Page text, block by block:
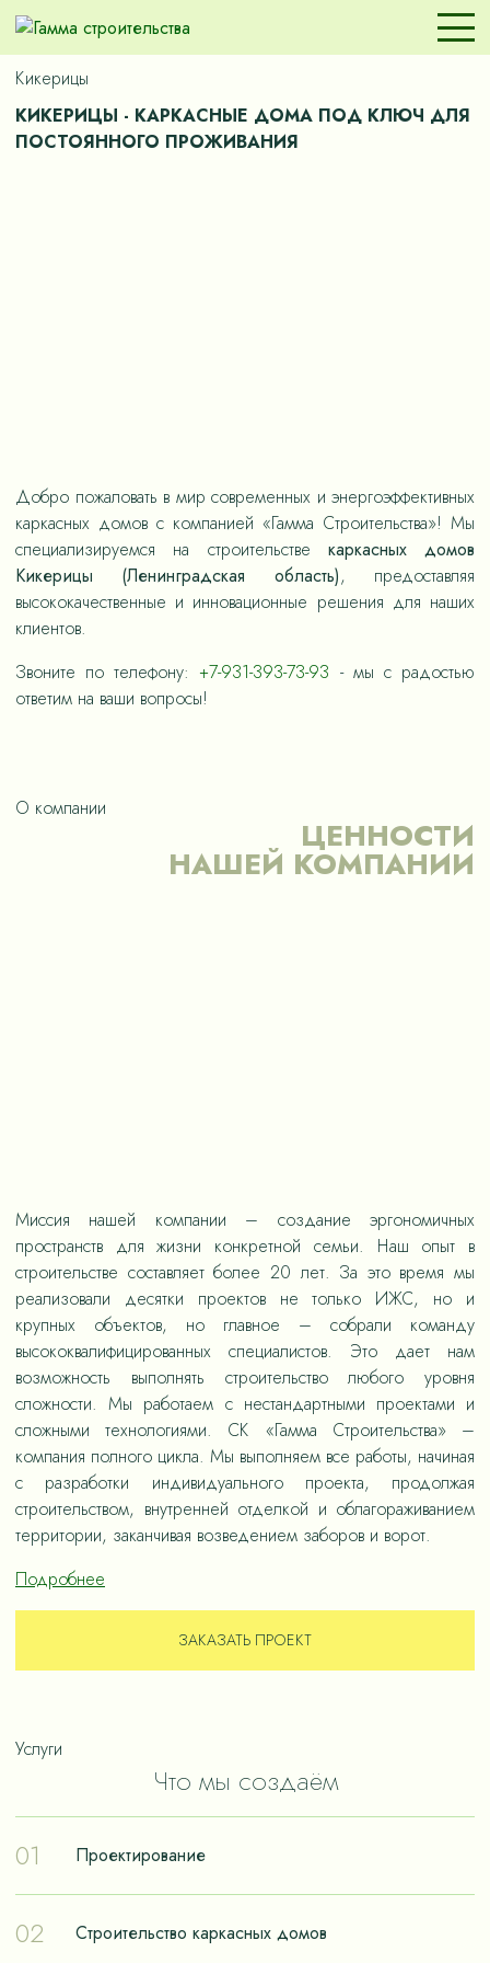
Кикерицы
КИКЕРИЦЫ - КАРКАСНЫЕ ДОМА ПОД КЛЮЧ ДЛЯ
ПОСТОЯННОГО ПРОЖИВАНИЯ
Добро пожаловать в мир современных и энергоэффективных
каркасных домов с компанией «Гамма Строительства»! Мы
специализируемся на строительстве каркасных домов
Кикерицы (Ленинградская область), предоставляя
высококачественные и инновационные решения для наших
клиентов.
Звоните по телефону:+7-931-393-73-93 - мы с радостью
ответим на ваши вопросы!
О компании
ЦЕННОСТИ
НАШЕЙ КОМПАНИИ
Миссия нашей компании – создание эргономичных
пространств для жизни конкретной семьи. Наш опыт в
строительстве составляет более 20 лет. За это время мы
реализовали десятки проектов не только ИЖС, но и
крупных объектов, но главное – собрали команду
высококвалифицированных специалистов. Это дает нам
возможность выполнять строительство любого уровня
сложности. Мы работаем с нестандартными проектами и
сложными технологиями. СК «Гамма Строительства» –
компания полного цикла. Мы выполняем все работы, начиная
с разработки индивидуального проекта, продолжая
строительством, внутренней отделкой и облагораживанием
территории, заканчивая возведением заборов и ворот.
Подробнее
ЗАКАЗАТЬ ПРОЕКТ
Услуги
Что мы создаём
01
Проектирование
реализации мечты о собственном доме. Чтобы дом
02 Строительство каркасных домов